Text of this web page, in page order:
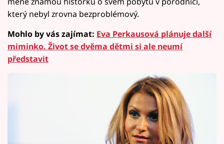
který nebyl zrovna bezproblémový.
Mohlo by vás zajímat: Eva Perkausová plánuje další
miminko. Život se dvěma dětmi si ale neumí
představit